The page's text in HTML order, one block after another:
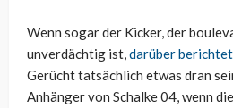
Wenn sogar der Kicker, der
unverdächtig ist,darüber berichtet
Gerücht tatsächlich etwas dran
Anhänger von Schalke 04, wenn